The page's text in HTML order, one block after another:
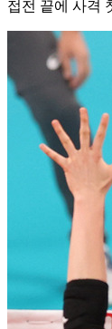
접전 끝에 사격